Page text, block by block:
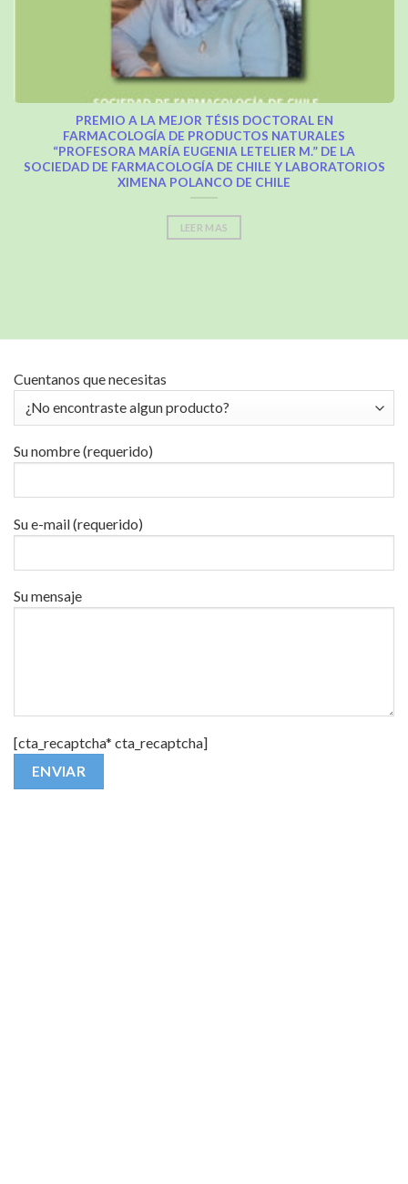
PREMIO A LA MEJOR TÉSIS DOCTORAL EN
FARMACOLOGÍA DE PRODUCTOS NATURALES
“PROFESORA MARÍA EUGENIA LETELIER M.” DE LA
SOCIEDAD DE FARMACOLOGÍA DE CHILE Y LABORATORIOS
XIMENA POLANCO DE CHILE
LEER MAS
Cuentanos que necesitas
Su nombre (requerido)
Su e-mail (requerido)
Su mensaje
[cta_recaptcha* cta_recaptcha]